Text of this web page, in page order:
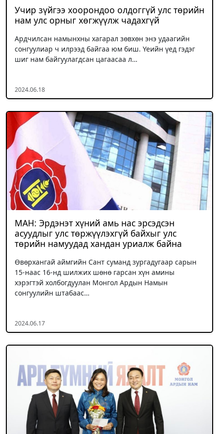
Учир зүйгээ хоорондоо олдоггүй улс төрийн
нам улс орныг хөгжүүлж чадахгүй
Ардчилсан намынхны хагарал зөвхөн энэ удаагийн
сонгуулиар ч илрээд байгаа юм биш. Үеийн үед гэдэг
шиг нам байгуулагдсан цагаасаа л…
2024.06.18
МАН: Эрдэнэт хүний амь нас эрсэдсэн
асуудлыг улс төржүүлэхгүй байхыг улс
төрийн намуудад хандан уриалж байна
Өвөрхангай аймгийн Сант суманд зургадугаар сарын
15-наас 16-нд шилжих шөнө гарсан хүн амины
хэрэгтэй холбогдуулан Монгол Ардын Намын
сонгуулийн штабаас…
2024.06.17